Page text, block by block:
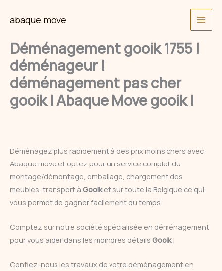
abaque move
Déménagement gooik 1755 |
déménageur |
déménagement pas cher
gooik | Abaque Move gooik |
Déménagez plus rapidement à des prix moins chers avec
Abaque move et optez pour un service complet du
montage/démontage, emballage, chargement des
meubles, transport à Gooiket sur toute la Belgique ce qui
vous permet de gagner facilement du temps.
Comptez sur notre société spécialisée en déménagement
pour vous aider dans les moindres détails Gooik !
Confiez-nous les travaux de votre déménagement en